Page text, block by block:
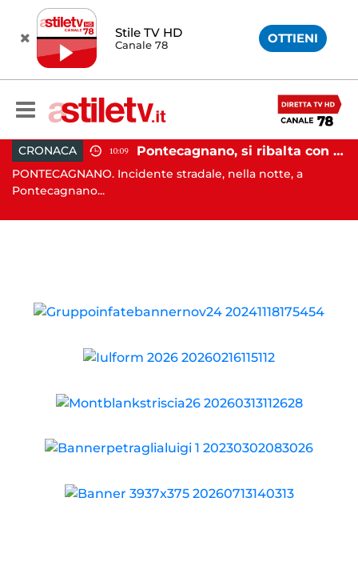
Stile TV HD
Canale 78 OTTIENI
CRONACA 10:09 Pontecagnano, si ribalta con l'auto alla rotatoria: giovane ferito
PONTECAGNANO. Incidente stradale, nella notte, a
Pontecagnano...